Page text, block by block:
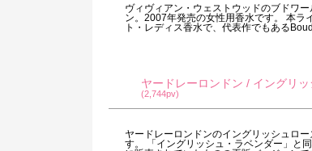
ヴィヴィアン・ウェストウッドのブドワ
ン。2007年発売の女性用香水です。 本ラ
ト・レディス香水で、代表作でもある
ヤードレーロンドン / イングリ
(2,744pv)
ヤードレーロンドンのイングリッシュロ
す。 「イングリッシュ・ラベンダー」と